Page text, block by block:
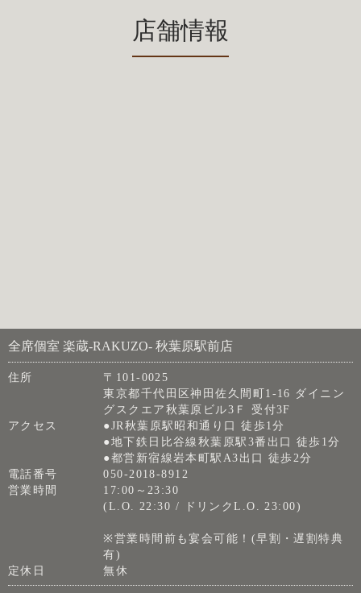
店舗情報
全席個室 楽蔵‐RAKUZO‐ 秋葉原駅前店
住所
〒101-0025
東京都千代田区神田佐久間町1-16 ダイニン
グスクエア秋葉原ビル3Ｆ 受付3F
アクセス
●JR秋葉原駅昭和通り口 徒歩1分
●地下鉄日比谷線秋葉原駅3番出口 徒歩1分
●都営新宿線岩本町駅A3出口 徒歩2分
電話番号
050-2018-8912
営業時間
17:00～23:30
(L.O. 22:30 / ドリンクL.O. 23:00)
※営業時間前も宴会可能！(早割・遅割特典
有)
定休日
無休